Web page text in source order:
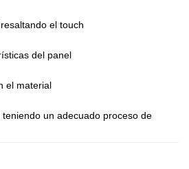
el touch
del panel
el material
un adecuado proceso de